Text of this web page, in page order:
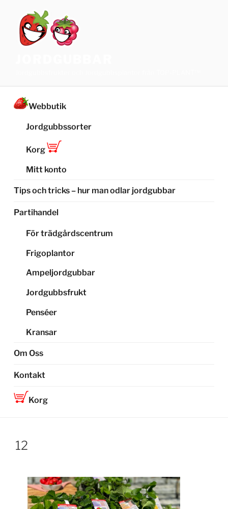
innehåll
Webbutik
Jordgubbssorter
Korg
Mitt konto
Tips och tricks – hur man odlar jordgubbar
Partihandel
För trädgårdscentrum
Frigoplantor
Ampeljordgubbar
Jordgubbsfrukt
Penséer
Kransar
Om Oss
Kontakt
Korg
12